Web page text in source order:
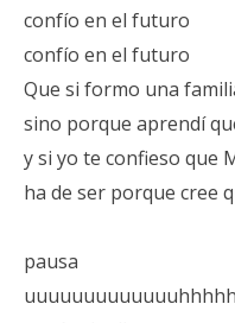
confío en el futuro
confío en el futuro
Que si formo una
sino porque aprendí
y si yo te confieso que
ha de ser porque cree
pausa